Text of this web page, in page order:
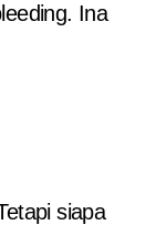
Ina
siapa